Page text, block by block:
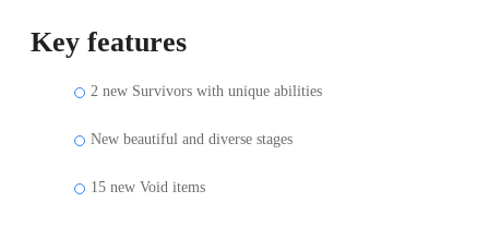
Key features
2 new Survivors with unique abilities
New beautiful and diverse stages
15 new Void items